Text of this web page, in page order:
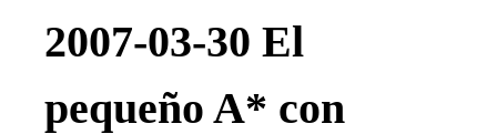
2007-03-30 El
pequeño A* con